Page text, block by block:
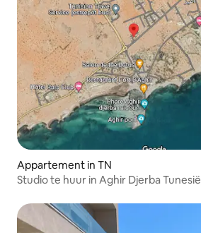
Appartement in TN
Studio te huur in Aghir Djerba Tunesië